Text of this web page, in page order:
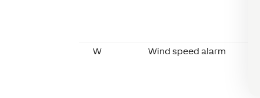
W Wind speed alarm